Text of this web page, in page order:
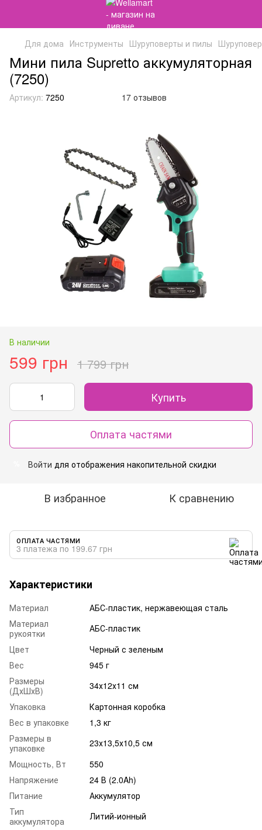
Для дома Инструменты Шуруповерты и пилы
Мини пила Supretto аккумуляторная
(7250)
Артикул: 7250 17 отзывов
В наличии
599 грн 1 799 грн
Купить
Оплата частями
Войти для отображения накопительной скидки
В избранное К сравнению
ОПЛАТА ЧАСТЯМИ
3 платежа по 199.67 грн
Характеристики
Материал
АБС-пластик, нержавеющая сталь
Материал
рукоятки
АБС-пластик
Цвет
Черный с зеленым
Вес
945 г
Размеры
(ДхШхВ)
34х12х11 см
Упаковка
Картонная коробка
Вес в упаковке
1,3 кг
Размеры в
упаковке
23х13,5х10,5 см
Мощность, Вт
550
Напряжение
24 В (2.0Ah)
Питание
Аккумулятор
Тип
аккумулятора
Литий-ионный